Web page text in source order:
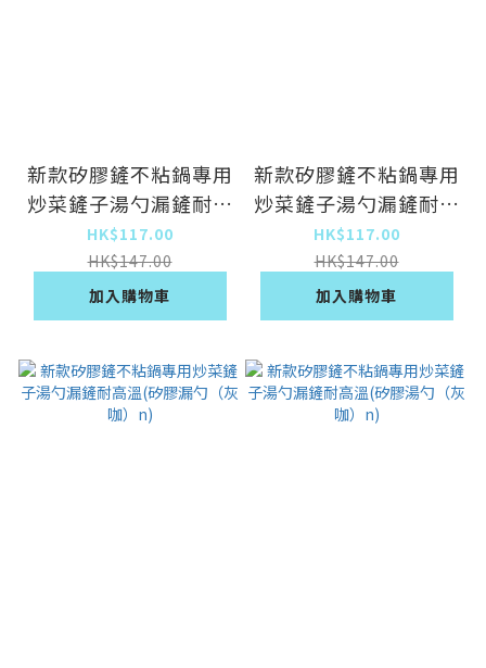
新款矽膠鏟不粘鍋專用
炒菜鏟子湯勺漏鏟耐高
溫(矽膠漏勺（橙紅）
n)
HK$117.00
HK$147.00
加入購物車
新款矽膠鏟不粘鍋專用
炒菜鏟子湯勺漏鏟耐高
溫(矽膠湯勺（灰綠）
n)
HK$117.00
HK$147.00
加入購物車